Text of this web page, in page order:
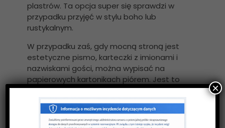
plastrów. Ta opcja super się sprawdzi w
przypadku przyjęć w stylu boho lub
rustykalnym.
W przypadku zaś, gdy mocną stroną jest
estetyczne pismo, karteczki z imionami i
nazwiskami gości, można wypisać na
papierowych kartonikach piórem. Jest to
klasyczne, ale ponadczasowe rozwiązanie,
dzięki któremu nie trzeba myśleć o druku.
Należy jednak liczyć się z czasem, który jest
potrzebny na ich przygotowanie.
×